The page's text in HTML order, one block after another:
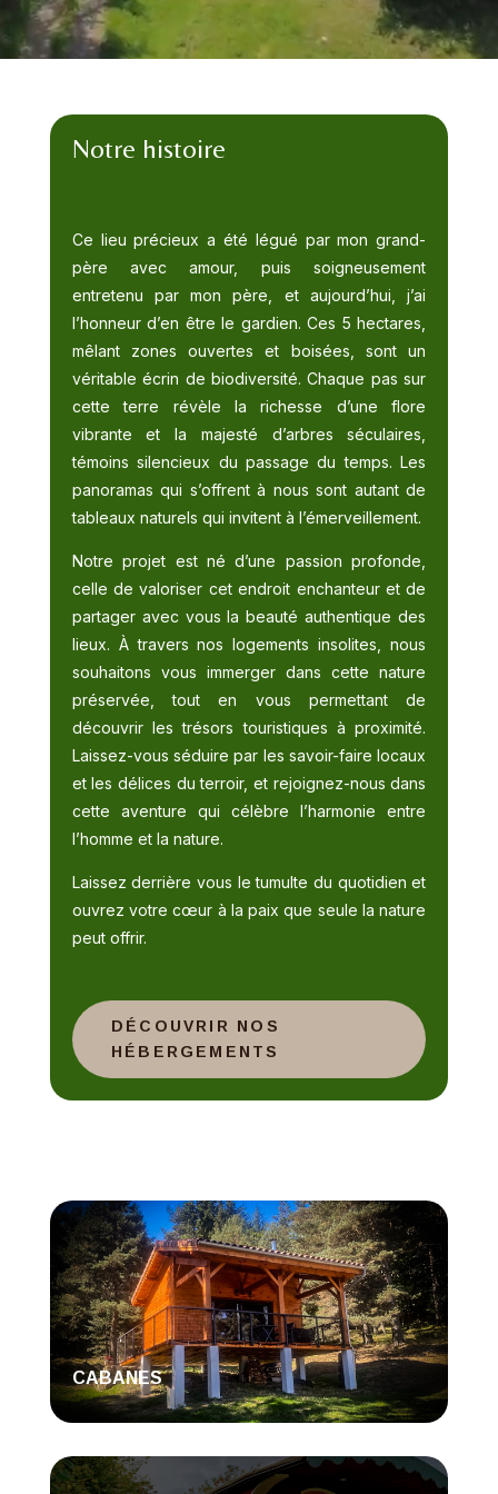
Notre histoire
Ce lieu précieux a été légué par mon grand-
père avec amour, puis soigneusement
entretenu par mon père, et aujourd’hui, j’ai
l’honneur d’en être le gardien. Ces 5 hectares,
mêlant zones ouvertes et boisées, sont un
véritable écrin de biodiversité. Chaque pas sur
cette terre révèle la richesse d’une flore
vibrante et la majesté d’arbres séculaires,
témoins silencieux du passage du temps. Les
panoramas qui s’offrent à nous sont autant de
tableaux naturels qui invitent à l’émerveillement.
Notre projet est né d’une passion profonde,
celle de valoriser cet endroit enchanteur et de
partager avec vous la beauté authentique des
lieux. À travers nos logements insolites, nous
souhaitons vous immerger dans cette nature
préservée, tout en vous permettant de
découvrir les trésors touristiques à proximité.
Laissez-vous séduire par les savoir-faire locaux
et les délices du terroir, et rejoignez-nous dans
cette aventure qui célèbre l’harmonie entre
l’homme et la nature.
Laissez derrière vous le tumulte du quotidien et
ouvrez votre cœur à la paix que seule la nature
peut offrir.
DÉCOUVRIR NOS
HÉBERGEMENTS
CABANES